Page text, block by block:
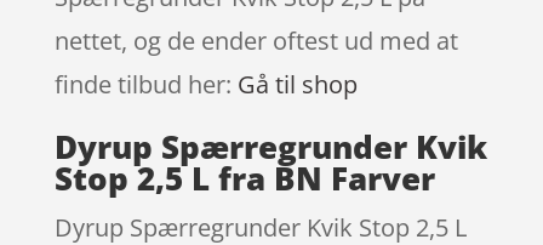
nettet, og de ender oftest ud med at
finde tilbud her: Gå til shop
Dyrup Spærregrunder Kvik
Stop 2,5 L fra BN Farver
Dyrup Spærregrunder Kvik Stop 2,5 L